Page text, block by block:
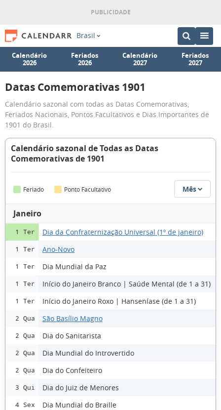
Brasil
Calendário
2026
Feriados
2026
Calendário
2027
Feriados
2027
Datas Comemorativas 1901
Calendário sazonal com todas as Datas Comemorativas,
Feriados Nacionais, Pontos Facultativos e Dias Importantes de
1901 do Brasil.
Calendário sazonal de Todas as Datas
Comemorativas de 1901
Feriado Ponto Facultativo Mês
Janeiro
1 Ter Dia da Confraternização Universal (1º de janeiro)
1 Ter Ano-Novo
1 Ter Dia Mundial da Paz
1 Ter Início do Janeiro Branco | Saúde Mental (de 1 a 31)
1 Ter Início do Janeiro Roxo | Hanseníase (de 1 a 31)
2 Qua São Basílio Magno
2 Qua Dia do Sanitarista
2 Qua Dia Mundial do Introvertido
2 Qua Dia do Confeiteiro
3 Qui Dia do Juiz de Menores
4 Sex Dia Mundial do Braille